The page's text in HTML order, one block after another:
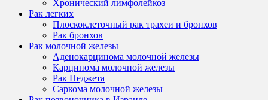
Хронический лимфолейкоз
Рак легких
Плоскоклеточный рак трахеи и бронхов
Рак бронхов
Рак молочной железы
Аденокарцинома молочной железы
Карцинома молочной железы
Рак Педжета
Саркома молочной железы